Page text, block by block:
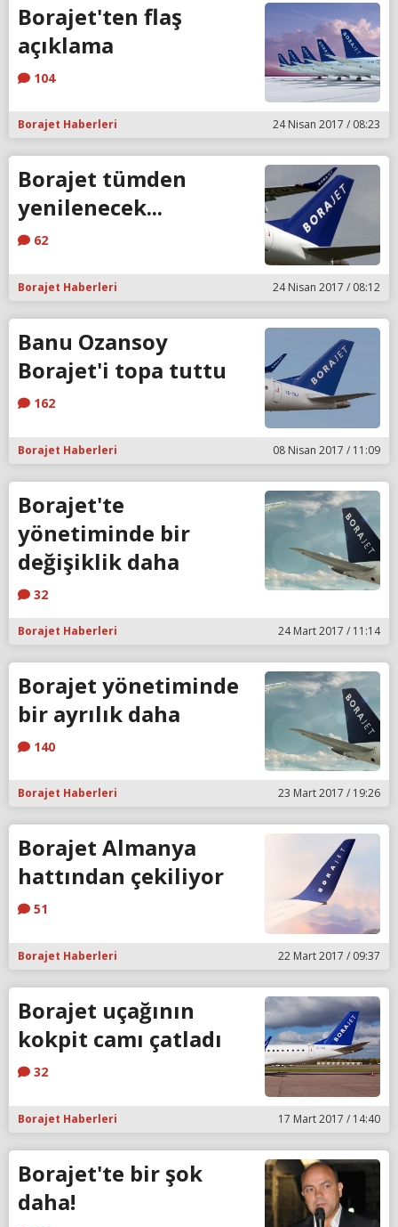
Borajet'ten flaş
açıklama
104
Borajet Haberleri 24 Nisan 2017 / 08:23
Borajet tümden
yenilenecek...
62
Borajet Haberleri 24 Nisan 2017 / 08:12
Banu Ozansoy
Borajet'i topa tuttu
162
Borajet Haberleri 08 Nisan 2017 / 11:09
Borajet'te
yönetiminde bir
değişiklik daha
32
Borajet Haberleri 24 Mart 2017 / 11:14
Borajet yönetiminde
bir ayrılık daha
140
Borajet Haberleri 23 Mart 2017 / 19:26
Borajet Almanya
hattından çekiliyor
51
Borajet Haberleri 22 Mart 2017 / 09:37
Borajet uçağının
kokpit camı çatladı
32
Borajet Haberleri 17 Mart 2017 / 14:40
Borajet'te bir şok
daha!